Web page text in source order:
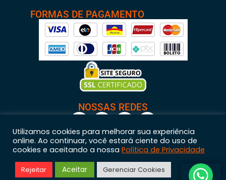
FORMAS DE PAGAMENTO
NOSSAS REDES
Astúrias Materiais para Construção © 2023 – Todos os direitos reservados. | CNPJ:
Utilizamos cookies para melhorar sua experiência
online. Ao continuar, você estará ciente do uso de
cookies e aceitando a nossa Política de Privacidade
Rejeitar Aceitar Gerenciar Cookies